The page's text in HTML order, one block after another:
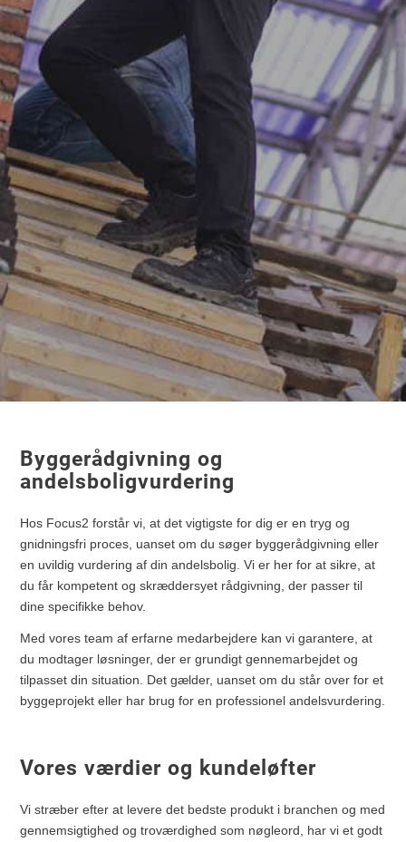
Byggerådgivning og
andelsboligvurdering
Hos Focus2 forstår vi, at det vigtigste for dig er en tryg og
gnidningsfri proces, uanset om du søger byggerådgivning eller
en uvildig vurdering af din andelsbolig. Vi er her for at sikre, at
du får kompetent og skræddersyet rådgivning, der passer til
dine specifikke behov.
Med vores team af erfarne medarbejdere kan vi garantere, at
du modtager løsninger, der er grundigt gennemarbejdet og
tilpasset din situation. Det gælder, uanset om du står over for et
byggeprojekt eller har brug for en professionel andelsvurdering.
Vores værdier og kundeløfter
Vi stræber efter at levere det bedste produkt i branchen og med
gennemsigtighed og troværdighed som nøgleord, har vi et godt